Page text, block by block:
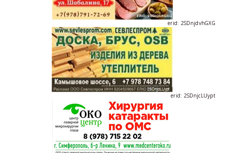
erid: 2SDnjdvhGXG
erid: 2SDnjcLUypt